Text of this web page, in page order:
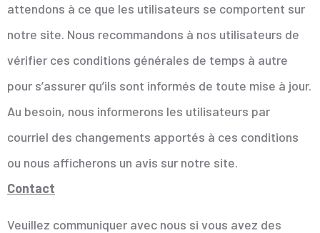
attendons à ce que les utilisateurs se comportent sur
notre site. Nous recommandons à nos utilisateurs de
vérifier ces conditions générales de temps à autre
pour s’assurer qu’ils sont informés de toute mise à jour.
Au besoin, nous informerons les utilisateurs par
courriel des changements apportés à ces conditions
ou nous afficherons un avis sur notre site.
Contact
Veuillez communiquer avec nous si vous avez des